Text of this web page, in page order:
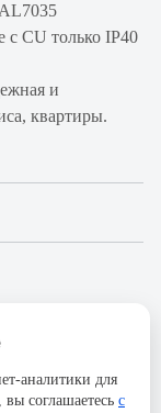
с CU только IP40
и
квартиры.
S803S
от реального
не несёт
товаров фотографиям,
аналитики для
соглашаетесь с